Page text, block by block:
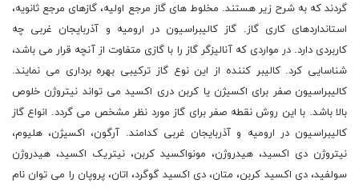
گردند که به شرح زیر هستند. مخلوط های گاز مرجع اولیه، گازهای مرجع ثانویه،
استانداردهای کاری گاز. گاز کالیبراسیون در ارومیه و آذربایجان غربی چه
کاربردی دارد. در مواردی که آنالیزگر گاز را با گازی متفاوت از آنچه قرار می باشد،
شناسایی کرد. کالیبر کننده از این نوع گاز ترکیبی بهره برداری می نمایند.
کالیبراسیون صفر برای اکسیژن یا کربن دری اکسید می تواند نیتروژن خلوص
بالا باشد. با این روش نقطه صفر برای گاز مورد نظر مشخص می گردد. انواع گاز
کالیبراسیون در ارومیه و آذربایجان غربی کدامند. آرگون، اکسیژن، هلیوم،
نیتروژن دی اکسید، هیدروژن، مونواکسید کربن، نیتریک اکسید، هیدروژن
سولفید، دی اکسید کربن، متان، دی اکسید گوگرد، اتان، پروپان را می توان نام